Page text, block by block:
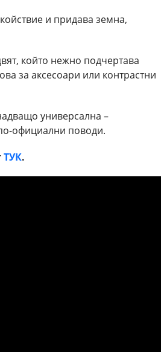
и придава земна,
който нежно подчертава
за аксесоари или контрастни
универсална –
официални поводи.
ТУК.